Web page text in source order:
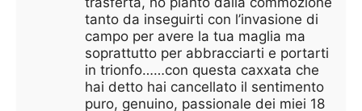
tanto da inseguirti con l’invasione di
campo per avere la tua maglia ma
soprattutto per abbracciarti e portarti
in trionfo……con questa caxxata che
hai detto hai cancellato il sentimento
puro, genuino, passionale dei miei 18